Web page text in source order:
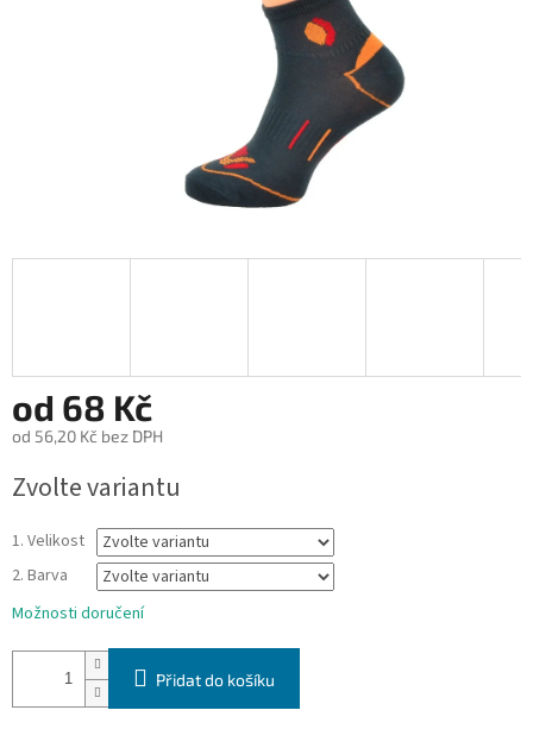
od 68 Kč
od 56,20 Kč bez DPH
cena:
Zvolte variantu
1. Velikost
2. Barva
Možnosti doručení
Přidat do košíku